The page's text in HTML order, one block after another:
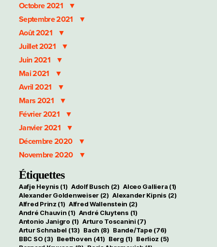
Octobre 2021
Septembre 2021
Août 2021
Juillet 2021
Juin 2021
Mai 2021
Avril 2021
Mars 2021
Février 2021
Janvier 2021
Décembre 2020
Novembre 2020
Étiquettes
Aafje Heynis (1) Adolf Busch (2) Alceo Galliera (1)
Alexander Goldenweiser (2) Alexander Kipnis (2)
Alfred Prinz (1) Alfred Wallenstein (2)
André Chauvin (1) André Cluytens (1)
Antonio Janigro (1) Arturo Toscanini (7)
Artur Schnabel (13) Bach (8) Bande/Tape (76)
BBC SO (3) Beethoven (41) Berg (1) Berlioz (5)